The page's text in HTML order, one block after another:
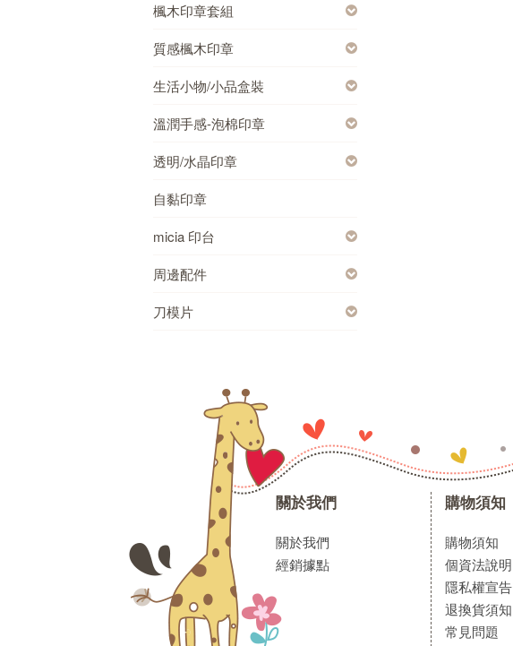
楓木印章套組
質感楓木印章
生活小物/小品盒裝
溫潤手感-泡棉印章
透明/水晶印章
自黏印章
micia 印台
周邊配件
刀模片
關於我們
關於我們
經銷據點
購物須知
購物須知
個資法說明
隱私權宣告
退換貨須知
常見問題